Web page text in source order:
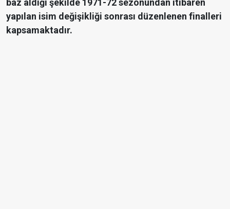
baz aldığı şekilde 1971-72 sezonundan itibaren
yapılan isim değişikliği sonrası düzenlenen finalleri
kapsamaktadır.